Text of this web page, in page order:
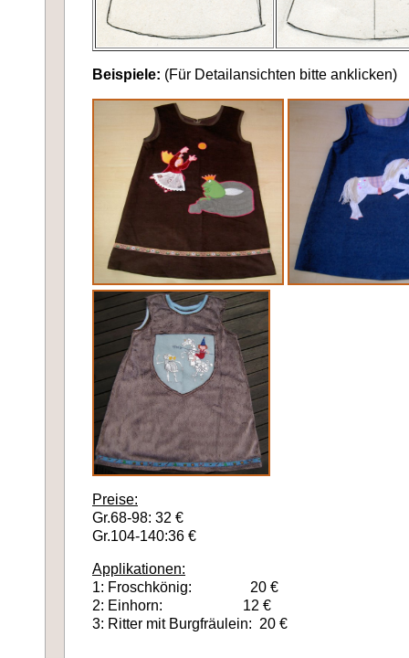
Beispiele: (Für Detailansichten bitte anklicken)
Preise:
Gr.68-98: 32 €
Gr.104-140:36 €
Applikationen:
1: Froschkönig: 20 €
2: Einhorn: 12 €
3: Ritter mit Burgfräulein: 20 €